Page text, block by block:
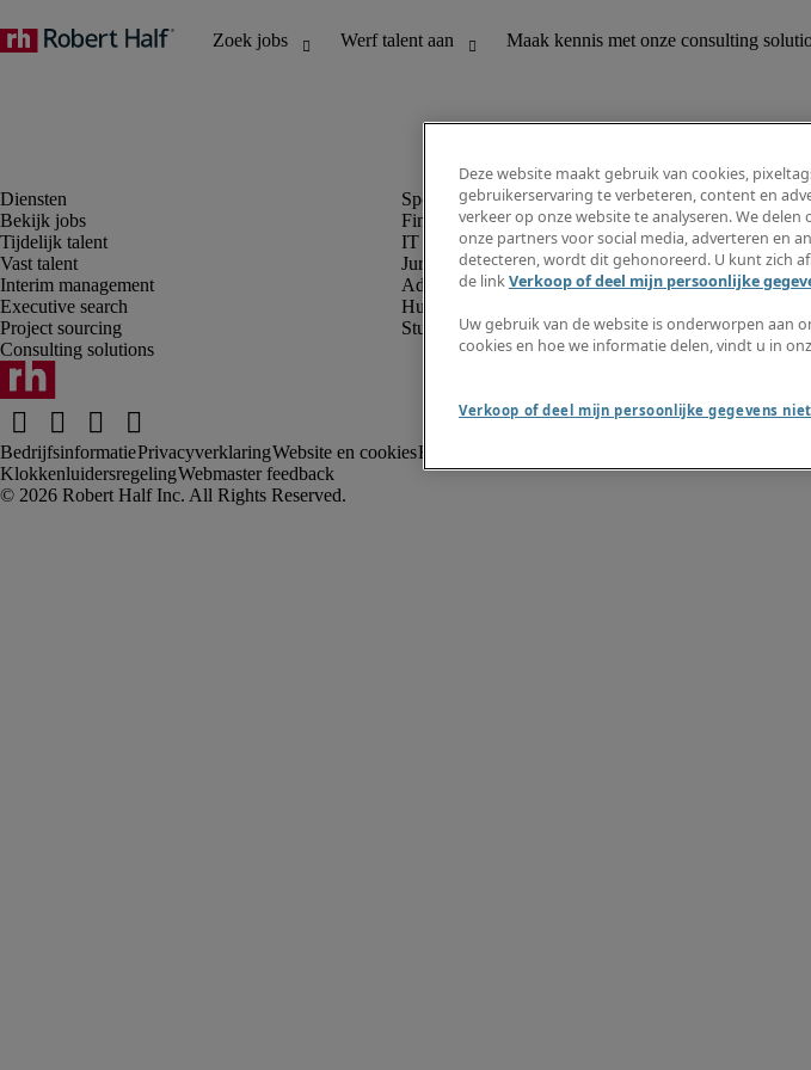
Bekijk jobs
Tijdelijk talent
Vast talent
Interim management
Executive search
Project sourcing
Consulting solutions
Finance en boekhouding
IT en digital
Juridisch
Administratie en office support
Human resources
Student
BedrijfsinformatiePrivacyverklaringWebsite en cookiesRekruteringsvoorwaarden
KlokkenluidersregelingWebmaster feedback
Deze website maakt gebruik van cookies,
gebruikerservaring te verbeteren, content en
verkeer op onze website te analyseren. We
onze partners voor social media, adverteren en
detecteren, wordt dit gehonoreerd. U kunt zich
de linkVerkoop of deel mijn persoonlijke
Uw gebruik van de website is onderworpen aan
cookies en hoe we informatie delen, vindt u in
Verkoop of deel mijn persoonlijke gegevens niet